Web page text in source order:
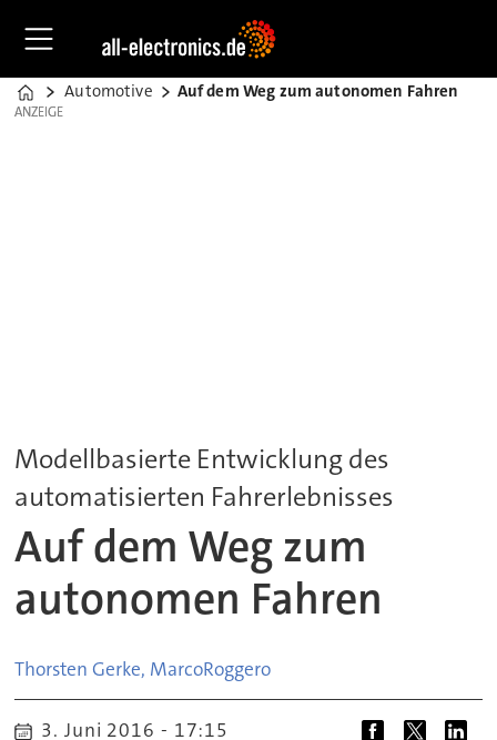
Home
Automotive Auf dem Weg zum autonomen Fahren
ANZEIGE
ANZEIGE
Modellbasierte Entwicklung des
automatisierten Fahrerlebnisses
Auf dem Weg zum
autonomen Fahren
Thorsten Gerke, MarcoRoggero
3. Juni 2016 - 17:15